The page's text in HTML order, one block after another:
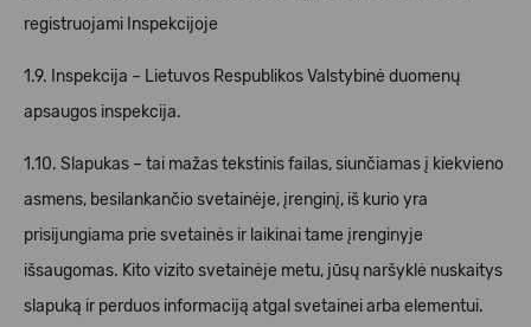
registruojami Inspekcijoje
1.9. Inspekcija – Lietuvos Respublikos Valstybinė duomenų
apsaugos inspekcija.
1.10. Slapukas – tai mažas tekstinis failas, siunčiamas į kiekvieno
asmens, besilankančio svetainėje, įrenginį, iš kurio yra
prisijungiama prie svetainės ir laikinai tame įrenginyje
išsaugomas. Kito vizito svetainėje metu, jūsų naršyklė nuskaitys
slapuką ir perduos informaciją atgal svetainei arba elementui.